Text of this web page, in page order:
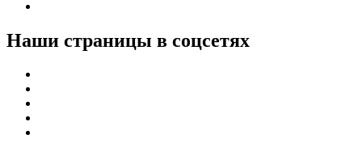
Наши страницы в соцсетях